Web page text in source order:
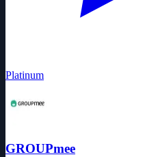
Platinum
GROUPmee